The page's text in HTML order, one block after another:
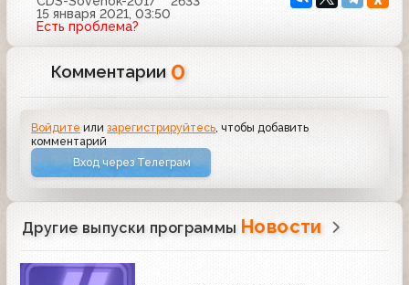
15 января 2021, 03:50
Есть проблема?
Комментарии 0
Войдите илизарегистрируйтесь , чтобы добавить
комментарий
Вход через Телеграм
Другие выпуски программы Новости